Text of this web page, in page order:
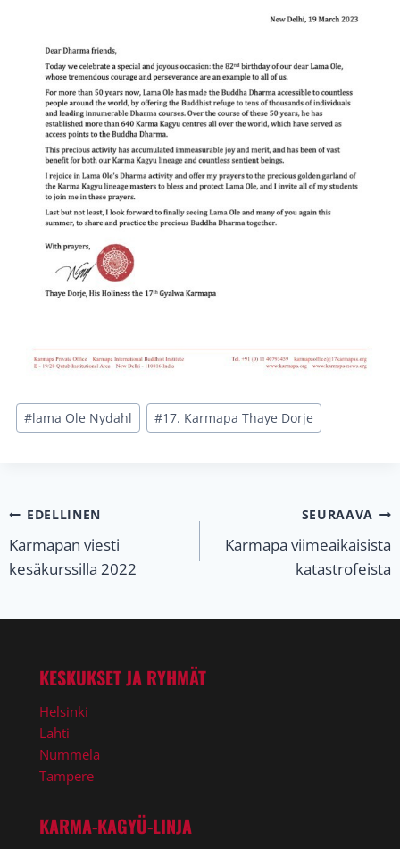
Avainsanat:
#lama Ole Nydahl #17. Karmapa Thaye Dorje
Artikkelien
selaus
EDELLINEN
Karmapan viesti
kesäkurssilla 2022
SEURAAVA
Karmapa viimeaikaisista
katastrofeista
KESKUKSET JA RYHMÄT
Helsinki
Lahti
Nummela
Tampere
KARMA-KAGYÜ-LINJA